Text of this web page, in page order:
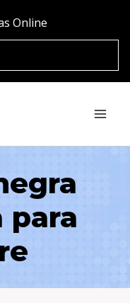
Online
para